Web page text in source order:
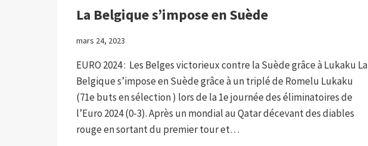
La Belgique s’impose en Suède
mars 24, 2023
EURO 2024 : Les Belges victorieux contre la Suède grâce à Lukaku La
Belgique s’impose en Suède grâce à un triplé de Romelu Lukaku
(71e buts en sélection ) lors de la 1e journée des éliminatoires de
l’Euro 2024 (0-3). Après un mondial au Qatar décevant des diables
rouge en sortant du premier tour et…